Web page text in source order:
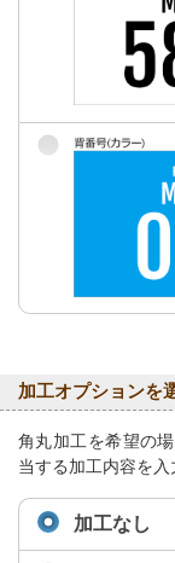
加工オプションを
角丸加工を希望の
当する加工内容を入
加工なし